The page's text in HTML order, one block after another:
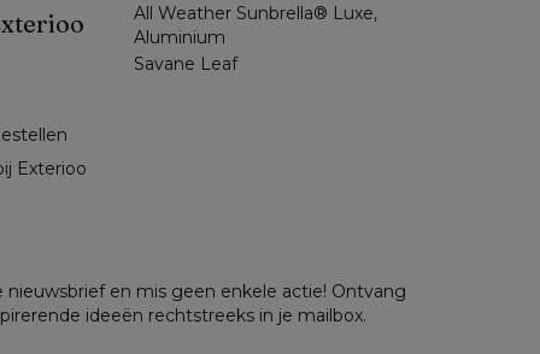
All Weather Sunbrella® Luxe,
Aluminium
Savane Leaf
Exterioo
nieuwsbrief en mis geen enkele actie! Ontvang
ideeën rechtstreeks in je mailbox.